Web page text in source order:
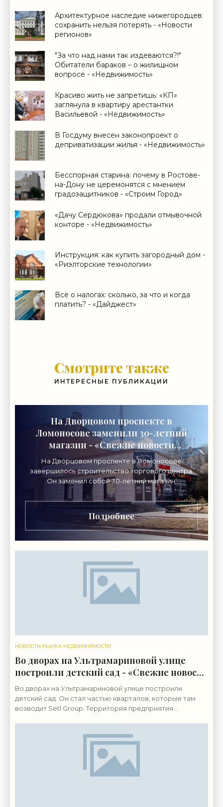
Архитектурное наследие нижегородцев:
сохранить нельзя потерять - «Новости
регионов»
"За что над нами так издеваются?!"
Обитатели бараков – о жилищном
вопросе - «Недвижимость»
Красиво жить не запретишь: «КП»
заглянула в квартиру арестантки
Васильевой - «Недвижимость»
В Госдуму внесен законопроект о
деприватизации жилья - «Недвижимость»
Бесспорная старина: почему в Ростове-
на-Дону не церемонятся с мнением
градозащитников - «Строим Город»
«Дачу Сердюкова» продали отмывочной
конторе - «Недвижимость»
Инструкция: как купить загородный дом -
«Риэлторские технологии»
Всё о налогах: сколько, за что и когда
платить? - «Дайджест»
Смотрите также
ИНТЕРЕСНЫЕ ПУБЛИКАЦИИ
На Дворцовом проспекте в
Ломоносове заменили 30-летний
магазин - «Свежие новости
строительства»
На Дворцовом проспекте в Ломоносове
завершилось строительство торгового центра.
Он заменил собой 30-летний магазин.
Одноэтажное кирпичное здание на Дворцовом
проспекте, 16а, было построено
Подробнее
НОВОСТИ РЫНКА НЕДВИЖИМОСТИ
Во дворах на Ультрамариновой улице
построили детский сад - «Свежие новости
строительства»
Во дворах на Ультрамариновой улице построили
детский сад. Он стал частью кварталов, которые там
возводит Setl Group. Территория предприятия